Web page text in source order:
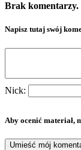
Brak komentarzy.
Napisz tutaj swój
Nick:
Aby ocenić materiał,